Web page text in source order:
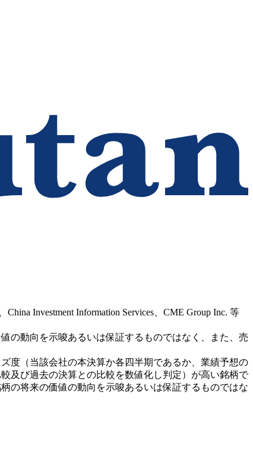
Investment Information Services、CME Group Inc. 等
の動向を示唆あるいは保証するものではなく、また、売
度（当該会社の本決算か各四半期であるか、業績予想の
及び過去の決算との比較を数値化し判定）が高い銘柄で
の将来の価値の動向を示唆あるいは保証するものではな